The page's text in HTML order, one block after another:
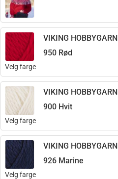
Velg farge
VIKING HOBBYGARN
950 Rød
Velg farge
VIKING HOBBYGARN
900 Hvit
Velg farge
VIKING HOBBYGARN
926 Marine